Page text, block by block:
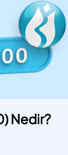
Nedir?